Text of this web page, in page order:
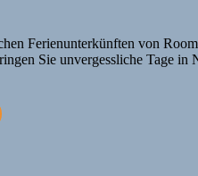
Ferienunterkünften von
Sie unvergessliche Tage in